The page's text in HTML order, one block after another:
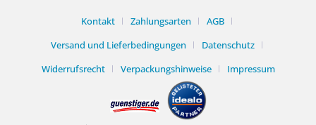
Kontakt Zahlungsarten
AGB
Versand und Lieferbedingungen
Datenschutz
Widerrufsrecht
Verpackungshinweise Impressum